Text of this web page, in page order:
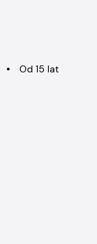
Minimalny
Od 15 lat